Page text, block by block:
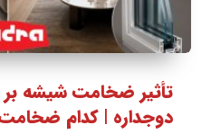
تأثیر ضخامت شیشه
دوجداره | کدام